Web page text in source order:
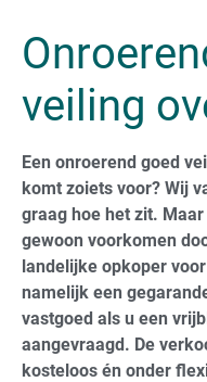
veiling
Een onroerend goed
komt zoiets voor? Wij
graag hoe het zit.
gewoon voorkomen
landelijke opkoper
namelijk een
vastgoed als u een
aangevraagd. De
kosteloos én onder